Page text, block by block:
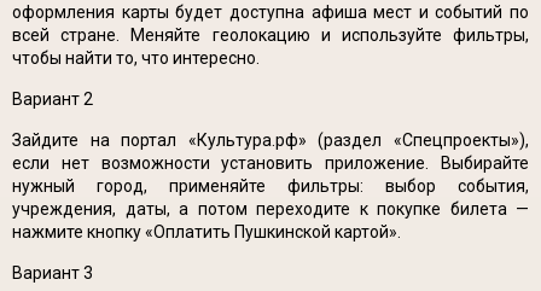
оформления карты будет доступна афиша мест и событий по
всей стране. Меняйте геолокацию и используйте фильтры,
чтобы найти то, что интересно.
Вариант 2
Зайдите на портал «Культура.рф» (раздел «Спецпроекты»),
если нет возможности установить приложение. Выбирайте
нужный город, применяйте фильтры: выбор события,
учреждения, даты, а потом переходите к покупке билета —
нажмите кнопку «Оплатить Пушкинской картой».
Вариант 3